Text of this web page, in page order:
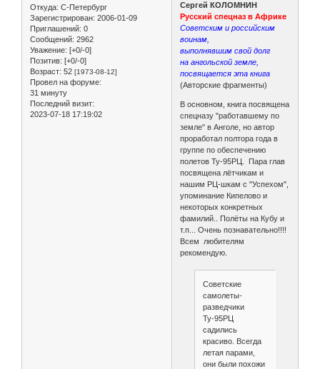
Откуда: С-Петербург
Зарегистрирован: 2006-01-09
Приглашений: 0
Сообщений: 2962
Уважение: [+0/-0]
Позитив: [+0/-0]
Возраст: 52 [1973-08-12]
Провел на форуме:
31 минуту
Последний визит:
2023-07-18 17:19:02
Сергей КОЛОМНИН
Русский спецназ в Африке
Советским и российским
воинам,
выполнявшим свой долг
на ангольской земле,
посвящается эта книга
(Авторские фрагменты)
В основном, книга посвящена
спецназу "работавшему по
земле" в Анголе, но автор
проработал полтора года в
группе по обеспечению
полетов Ту-95РЦ. Пара глав
посвящена лётчикам и
нашим РЦ-шкам с "Успехом",
упоминание Кипелово и
некоторых конкретных
фамилий.. Полёты на Кубу и
т.п... Очень познавательно!!!!
Всем любителям
рекомендую.
Советские
самолеты-
разведчики
Ту-95РЦ
садились
красиво. Всегда
летая парами,
они были похожи